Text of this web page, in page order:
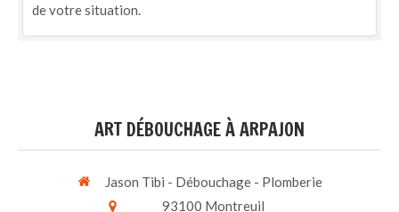
de votre situation.
ART DÉBOUCHAGE À ARPAJON
Jason Tibi - Débouchage - Plomberie
93100 Montreuil